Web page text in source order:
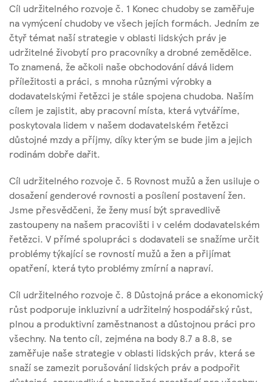
Cíl udržitelného rozvoje č. 1 Konec chudoby se zaměřuje
na vymýcení chudoby ve všech jejích formách. Jedním ze
čtyř témat naší strategie v oblasti lidských práv je
udržitelné živobytí pro pracovníky a drobné zemědělce.
To znamená, že ačkoli naše obchodování dává lidem
příležitosti a práci, s mnoha různými výrobky a
dodavatelskými řetězci je stále spojena chudoba. Naším
cílem je zajistit, aby pracovní místa, která vytváříme,
poskytovala lidem v našem dodavatelském řetězci
důstojné mzdy a příjmy, díky kterým se bude jim a jejich
rodinám dobře dařit.
Cíl udržitelného rozvoje č. 5 Rovnost mužů a žen usiluje o
dosažení genderové rovnosti a posílení postavení žen.
Jsme přesvědčeni, že ženy musí být spravedlivě
zastoupeny na našem pracovišti i v celém dodavatelském
řetězci. V přímé spolupráci s dodavateli se snažíme určit
problémy týkající se rovností mužů a žen a přijímat
opatření, která tyto problémy zmírní a napraví.
Cíl udržitelného rozvoje č. 8 Důstojná práce a ekonomický
růst podporuje inkluzivní a udržitelný hospodářský růst,
plnou a produktivní zaměstnanost a důstojnou práci pro
všechny. Na tento cíl, zejména na body 8.7 a 8.8, se
zaměřuje naše strategie v oblasti lidských práv, která se
snaží se zamezit porušování lidských práv a podpořit